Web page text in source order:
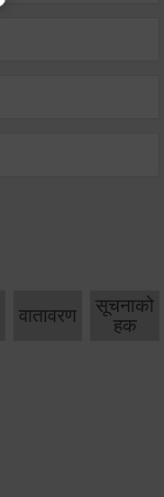
वातावरण
सूचनाको
हक